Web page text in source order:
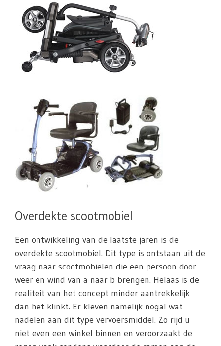
Overdekte scootmobiel
Een ontwikkeling van de laatste jaren is de
overdekte scootmobiel. Dit type is ontstaan uit de
vraag naar scootmobielen die een persoon door
weer en wind van a naar b brengen. Helaas is de
realiteit van het concept minder aantrekkelijk
dan het klinkt. Er kleven namelijk nogal wat
nadelen aan dit type vervoersmiddel. Zo rijd u
niet even een winkel binnen en veroorzaakt de